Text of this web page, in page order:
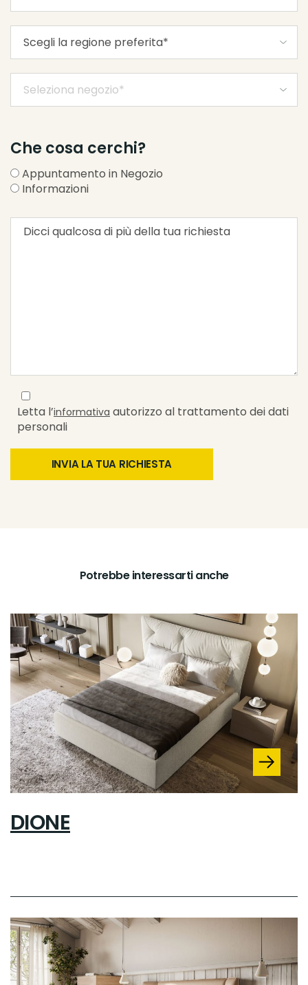
Che cosa cerchi?
Appuntamento in Negozio
Informazioni
Letta l’informativa autorizzo al trattamento dei dati
personali
Potrebbe interessarti anche
DIONE